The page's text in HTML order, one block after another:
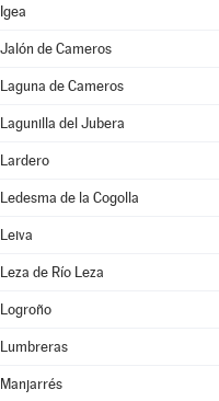
Igea
Jalón de Cameros
Laguna de Cameros
Lagunilla del Jubera
Lardero
Ledesma de la Cogolla
Leiva
Leza de Río Leza
Logroño
Lumbreras
Manjarrés